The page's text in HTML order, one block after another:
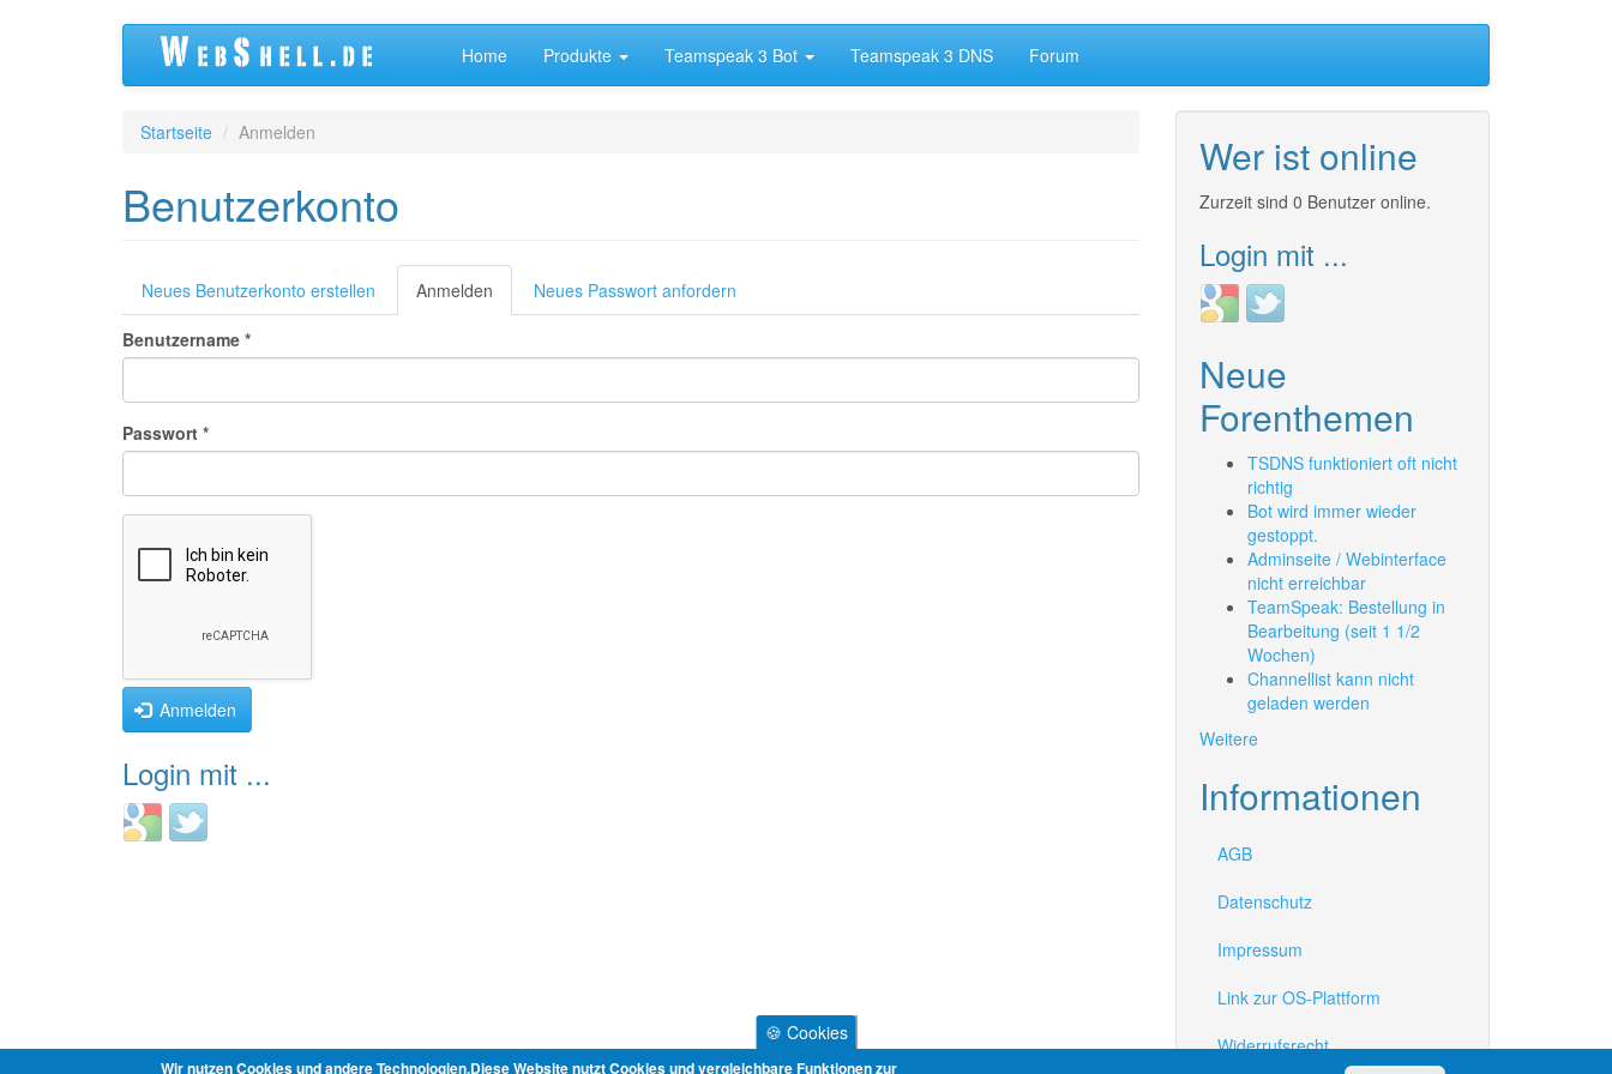
Home Produkte Teamspeak 3 Bot Teamspeak 3 DNS Forum
Startseite Anmelden
Benutzerkonto
Primäre
Reiter
Neues Benutzerkonto erstellen Anmelden (aktiver
Reiter)
Neues Passwort anfordern
Benutzername *
Passwort *
Anmelden
Login mit ...
Login
with
Login
with
Wer ist online
Zurzeit sind 0 Benutzer online.
Login mit ...
Login
with
Login
with
Neue
Forenthemen
TSDNS funktioniert oft nicht
richtig
Bot wird immer wieder
gestoppt.
Adminseite / Webinterface
nicht erreichbar
TeamSpeak: Bestellung in
Bearbeitung (seit 1 1/2
Wochen)
Channellist kann nicht
geladen werden
Weitere
Informationen
AGB
Datenschutz
Impressum
Link zur OS-Plattform
Widerrufsrecht
🍪 Cookies
Wir nutzen Cookies und andere Technologien.Diese Website nutzt Cookies und vergleichbare Funktionen zur